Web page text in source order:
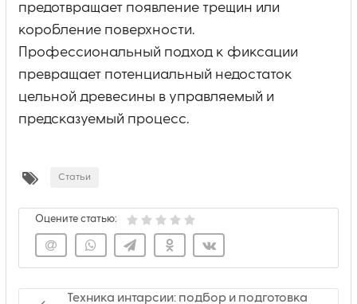
предотвращает появление трещин или
коробление поверхности.
Профессиональный подход к фиксации
превращает потенциальный недостаток
цельной древесины в управляемый и
предсказуемый процесс.
Статьи
Оцените статью:
Техника интарсии: подбор и подготовка